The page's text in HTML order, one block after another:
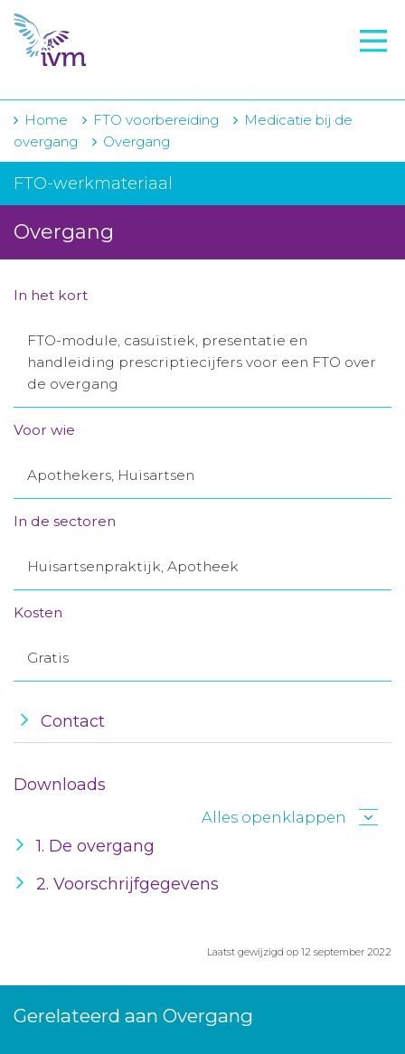
VMI
FTO voorbereiding
IVM-academie
Zorginstellingen
Voorschrijfgedrag
Projecten
Contact
Winkelwagentje
Aanmelden nieuwsbrief
Inloggen
Home FTO voorbereiding
Medicatie bij de
overgang
Overgang
FTO-werkmateriaal
Overgang
In het kort
FTO-module, casuïstiek, presentatie en
handleiding prescriptiecijfers voor een FTO over
de overgang
Voor wie
Apothekers, Huisartsen
In de sectoren
Huisartsenpraktijk, Apotheek
Kosten
Gratis
Contact
Downloads
Alles openklappen
1. De overgang
2. Voorschrijfgegevens
Laatst gewijzigd op 12 september 2022
Gerelateerd aan Overgang